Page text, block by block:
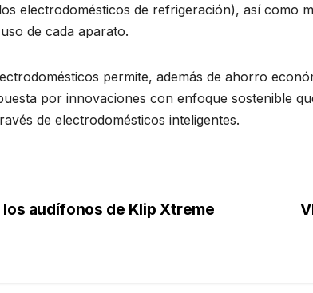
electrodomésticos de refrigeración), así como
de cada aparato.
permite, además de ahorro
por innovaciones con enfoque sostenible
de electrodomésticos inteligentes.
audífonos de Klip Xtreme